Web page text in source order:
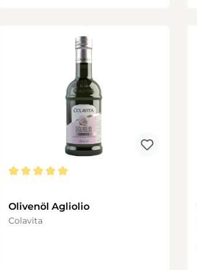
Olivenöl Agliolio
Colavita